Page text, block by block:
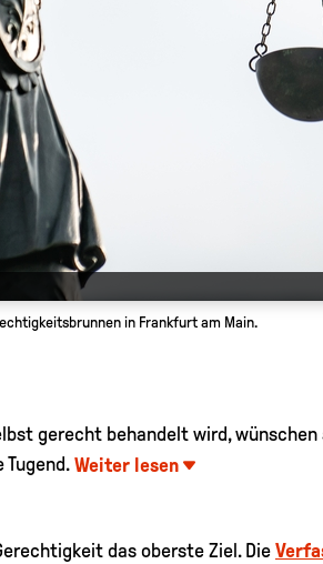
in Frankfurt am Main.
gerecht behandelt wird,
Weiter lesen
das oberste Ziel. Die